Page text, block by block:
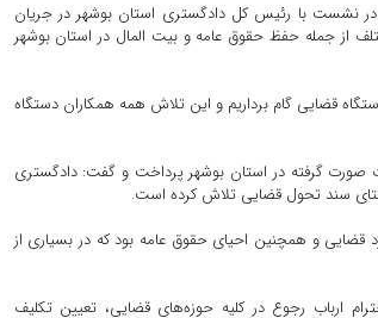
در نشست با رئیس کل دادگستری استان بوشهر در جریان
از جمله حفظ حقوق عامه و بیت المال در استان بوشهر
قضایی گام برداریم و این تلاش همه همکاران دستگاه
صورت گرفته در استان بوشهر پرداخت و گفت: دادگستری
سند تحول قضایی تلاش کرده است.
قضایی و همچنین احیای حقوق عامه بود که در بسیاری از
ارباب رجوع در کلیه حوزه‌های قضایی، تعیین تکلیف